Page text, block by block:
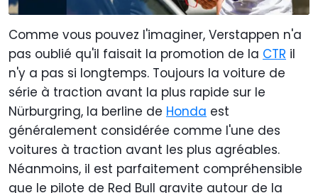
Comme vous pouvez l'imaginer, Verstappen n'a
pas oublié qu'il faisait la promotion de la CTR il
n'y a pas si longtemps. Toujours la voiture de
série à traction avant la plus rapide sur le
Nürburgring, la berline de Honda est
généralement considérée comme l'une des
voitures à traction avant les plus agréables.
Néanmoins, il est parfaitement compréhensible
que le pilote de Red Bull gravite autour de la